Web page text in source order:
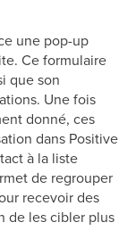
une pop-up
Ce formulaire
que son
Une fois
donné, ces
dans Positive
à la liste
de regrouper
recevoir des
de les cibler plus